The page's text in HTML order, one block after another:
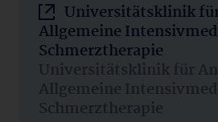
Universitätsklinik
Allgemeine
Schmerztherapie
Universitätsklinik für
Allgemeine
Schmerztherapie